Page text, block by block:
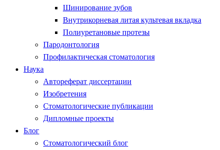
Шинирование зубов
Внутрикорневая литая культевая вкладка
Полиуретановые протезы
Пародонтология
Профилактическая стоматология
Наука
Автореферат диссертации
Изобретения
Стоматологические публикации
Дипломные проекты
Блог
Стоматологический блог